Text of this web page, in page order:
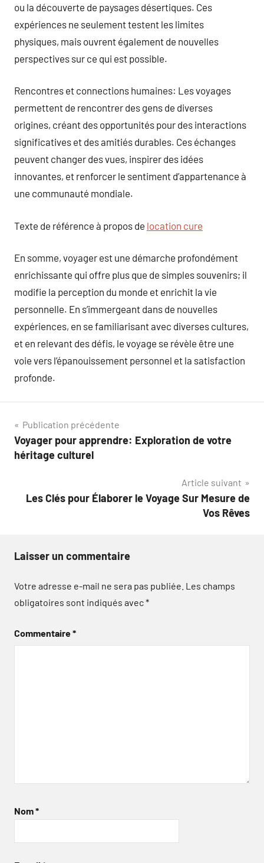
ou la découverte de paysages désertiques. Ces
expériences ne seulement testent les limites
physiques, mais ouvrent également de nouvelles
perspectives sur ce qui est possible.
Rencontres et connections humaines: Les voyages
permettent de rencontrer des gens de diverses
origines, créant des opportunités pour des interactions
significatives et des amitiés durables. Ces échanges
peuvent changer des vues, inspirer des idées
innovantes, et renforcer le sentiment d’appartenance à
une communauté mondiale.
Texte de référence à propos de location cure
En somme, voyager est une démarche profondément
enrichissante qui offre plus que de simples souvenirs; il
modifie la perception du monde et enrichit la vie
personnelle. En s’immergeant dans de nouvelles
expériences, en se familiarisant avec diverses cultures,
et en relevant des défis, le voyage se révèle être une
voie vers l’épanouissement personnel et la satisfaction
profonde.
Navigation
de
Publication précédente
Voyager pour apprendre: Exploration de votre
héritage culturel
Article suivant
Les Clés pour Élaborer le Voyage Sur Mesure de
Vos Rêves
Laisser un commentaire
Votre adresse e-mail ne sera pas publiée. Les champs
obligatoires sont indiqués avec*
Commentaire*
Nom*